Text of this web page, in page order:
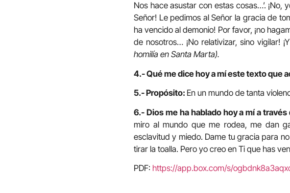
Nos hace asustar con estas cosas…’. ¡No,
Señor! Le pedimos al Señor la gracia de
ha vencido al demonio! Por favor, ¡no
de nosotros… ¡No relativizar, sino vigilar!
homilía en Santa Marta).
4.- Qué me dice hoy a mí este texto que
5.- Propósito: En un mundo de tanta
6.- Dios me ha hablado hoy a mí a
miro al mundo que me rodea, me dan
esclavitud y miedo. Dame tu gracia para
tirar la toalla. Pero yo creo en Ti que has
PDF: https://app.box.com/s/